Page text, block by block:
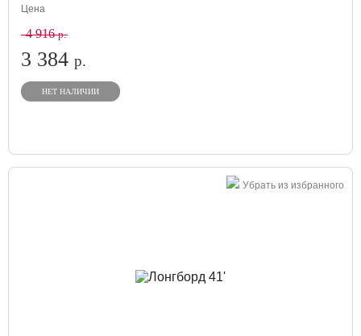
Цена
4 916р.
3 384 р.
НЕТ НАЛИЧИИ
Убрать из избранного